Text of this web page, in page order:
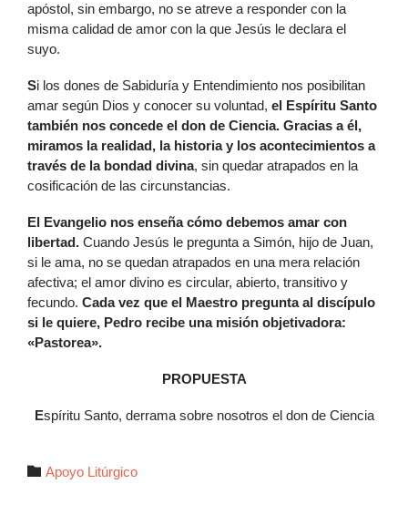
apóstol, sin embargo, no se atreve a responder con la
misma calidad de amor con la que Jesús le declara el
suyo.
Si los dones de Sabiduría y Entendimiento nos posibilitan
amar según Dios y conocer su voluntad, el Espíritu Santo
también nos concede el don de Ciencia. Gracias a él,
miramos la realidad, la historia y los acontecimientos a
través de la bondad divina, sin quedar atrapados en la
cosificación de las circunstancias.
El Evangelio nos enseña cómo debemos amar con
libertad. Cuando Jesús le pregunta a Simón, hijo de Juan,
si le ama, no se quedan atrapados en una mera relación
afectiva; el amor divino es circular, abierto, transitivo y
fecundo. Cada vez que el Maestro pregunta al discípulo
si le quiere, Pedro recibe una misión objetivadora:
«Pastorea».
PROPUESTA
Espíritu Santo, derrama sobre nosotros el don de Ciencia
 Autor
Apoyo Litúrgico